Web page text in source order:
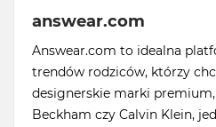
answear.com
Answear.com to idealna
trendów rodziców, którzy
designerskie marki
Beckham czy Calvin Klein,